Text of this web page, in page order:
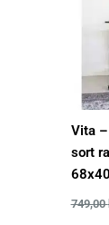
Vita –
sort
749,00